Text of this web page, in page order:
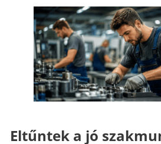
Eltűntek a jó